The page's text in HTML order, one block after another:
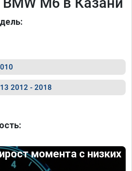
2012 - 2018
момента с низких